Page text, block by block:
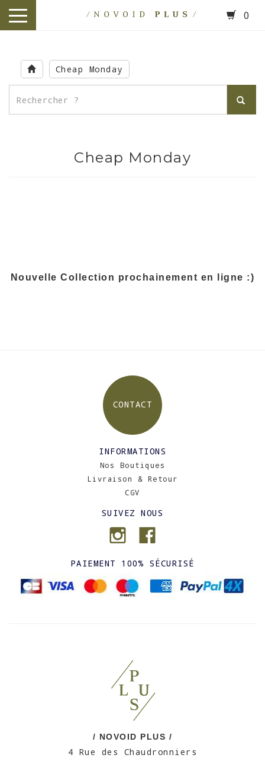
main
content
toggle
0
Cheap Monday
Cheap Monday
Nouvelle Collection prochainement en ligne :)
CONTACT
INFORMATIONS
Nos Boutiques
Livraison & Retour
CGV
SUIVEZ NOUS
PAIEMENT 100% SÉCURISÉ
/ NOVOID PLUS /
4 Rue des Chaudronniers